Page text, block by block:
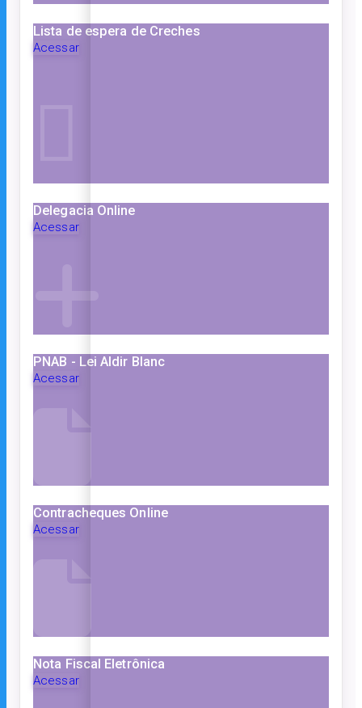
Lista de espera de Creches
Acessar
Delegacia Online
Acessar
PNAB - Lei Aldir Blanc
Acessar
Contracheques Online
Acessar
Nota Fiscal Eletrônica
Acessar